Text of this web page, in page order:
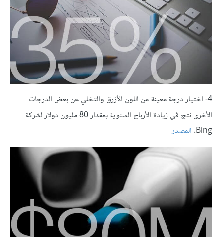
4- اختيار درجة معينة من اللون الأزرق والتخلي عن بعض الدرجات
الأخرى نتج في زيادة الأرباح السنوية بمقدار 80 مليون دولار لشركة
Bing. المصدر